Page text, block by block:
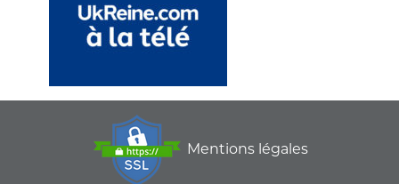
Mentions légales